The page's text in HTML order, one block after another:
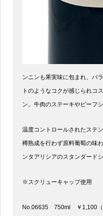
ンニンも果実味に包まれ、バ
トのようなコクが感じられコ
ン。牛肉のステーキやビーフ
温度コントロールされたステ
樽熟成を行わず原料葡萄の味
ンタアリシアのスタンダードシ
※スクリューキャップ使用
No.06635 750ml ￥1,100（